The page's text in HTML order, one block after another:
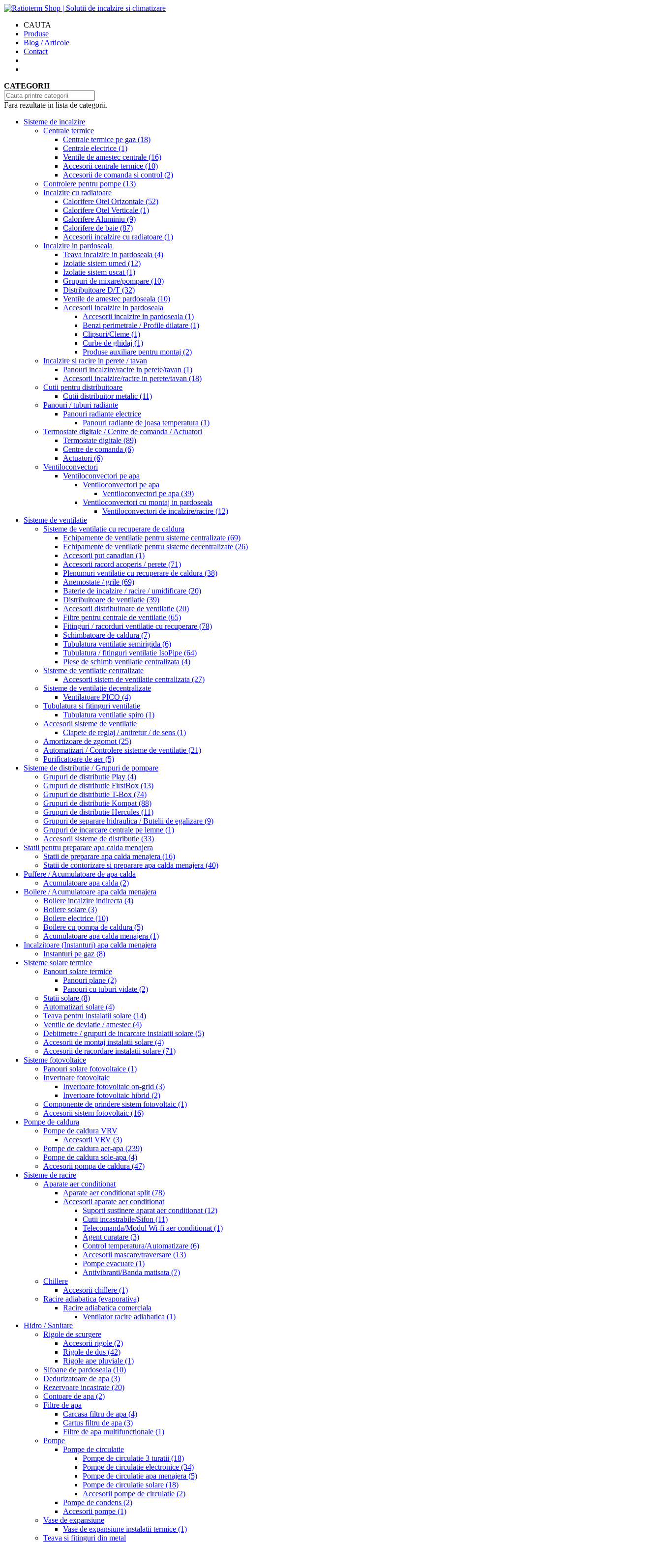
CAUTA
Produse
Blog / Articole
Contact
CATEGORII
Fara rezultate in lista de categorii.
Sisteme de incalzire
Centrale termice
Centrale termice pe gaz (18)
Centrale electrice (1)
Ventile de amestec centrale (16)
Accesorii centrale termice (10)
Accesorii de comanda si control (2)
Controlere pentru pompe (13)
Incalzire cu radiatoare
Calorifere Otel Orizontale (52)
Calorifere Otel Verticale (1)
Calorifere Aluminiu (9)
Calorifere de baie (87)
Accesorii incalzire cu radiatoare (1)
Incalzire in pardoseala
Teava incalzire in pardoseala (4)
Izolatie sistem umed (12)
Izolatie sistem uscat (1)
Grupuri de mixare/pompare (10)
Distribuitoare D/T (32)
Ventile de amestec pardoseala (10)
Accesorii incalzire in pardoseala
Accesorii incalzire in pardoseala (1)
Benzi perimetrale / Profile dilatare (1)
Clipsuri/Cleme (1)
Curbe de ghidaj (1)
Produse auxiliare pentru montaj (2)
Incalzire si racire in perete / tavan
Panouri incalzire/racire in perete/tavan (1)
Accesorii incalzire/racire in perete/tavan (18)
Cutii pentru distribuitoare
Cutii distribuitor metalic (11)
Panouri / tuburi radiante
Panouri radiante electrice
Panouri radiante de joasa temperatura (1)
Termostate digitale / Centre de comanda / Actuatori
Termostate digitale (89)
Centre de comanda (6)
Actuatori (6)
Ventiloconvectori
Ventiloconvectori pe apa
Ventiloconvectori pe apa
Ventiloconvectori pe apa (39)
Ventiloconvectori cu montaj in pardoseala
Ventiloconvectori de incalzire/racire (12)
Sisteme de ventilatie
Sisteme de ventilatie cu recuperare de caldura
Echipamente de ventilatie pentru sisteme centralizate (69)
Echipamente de ventilatie pentru sisteme decentralizate (26)
Accesorii put canadian (1)
Accesorii racord acoperis / perete (71)
Plenumuri ventilatie cu recuperare de caldura (38)
Anemostate / grile (69)
Baterie de incalzire / racire / umidificare (20)
Distribuitoare de ventilatie (39)
Accesorii distribuitoare de ventilatie (20)
Filtre pentru centrale de ventilatie (65)
Fitinguri / racorduri ventilatie cu recuperare (78)
Schimbatoare de caldura (7)
Tubulatura ventilatie semirigida (6)
Tubulatura / fitinguri ventilatie IsoPipe (64)
Piese de schimb ventilatie centralizata (4)
Sisteme de ventilatie centralizate
Accesorii sistem de ventilatie centralizata (27)
Sisteme de ventilatie decentralizate
Ventilatoare PICO (4)
Tubulatura si fitinguri ventilatie
Tubulatura ventilatie spiro (1)
Accesorii sisteme de ventilatie
Clapete de reglaj / antiretur / de sens (1)
Amortizoare de zgomot (25)
Automatizari / Controlere sisteme de ventilatie (21)
Purificatoare de aer(5)
Sisteme de distributie / Grupuri de pompare
Grupuri de distributie Play (4)
Grupuri de distributie FirstBox (13)
Grupuri de distributie T-Box (74)
Grupuri de distributie Kompat (88)
Grupuri de distributie Hercules (11)
Grupuri de separare hidraulica / Butelii de egalizare (9)
Grupuri de incarcare centrale pe lemne (1)
Accesorii sisteme de distributie (33)
Statii pentru preparare apa calda menajera
Statii de preparare apa calda menajera (16)
Statii de contorizare si preparare apa calda menajera (40)
Puffere / Acumulatoare de apa calda
Acumulatoare apa calda (2)
Boilere / Acumulatoare apa calda menajera
Boilere incalzire indirecta (4)
Boilere solare (3)
Boilere electrice (10)
Boilere cu pompa de caldura (5)
Acumulatoare apa calda menajera (1)
Incalzitoare (Instanturi) apa calda menajera
Instanturi pe gaz (8)
Sisteme solare termice
Panouri solare termice
Panouri plane (2)
Panouri cu tuburi vidate (2)
Statii solare (8)
Automatizari solare (4)
Teava pentru instalatii solare (14)
Ventile de deviatie / amestec (4)
Debitmetre / grupuri de incarcare instalatii solare (5)
Accesorii de montaj instalatii solare (4)
Accesorii de racordare instalatii solare (71)
Sisteme fotovoltaice
Panouri solare fotovoltaice (1)
Invertoare fotovoltaic
Invertoare fotovoltaic on-grid (3)
Invertoare fotovoltaic hibrid (2)
Componente de prindere sistem fotovoltaic (1)
Accesorii sistem fotovoltaic (16)
Pompe de caldura
Pompe de caldura VRV
Accesorii VRV (3)
Pompe de caldura aer-apa (239)
Pompe de caldura sole-apa (4)
Accesorii pompa de caldura (47)
Sisteme de racire
Aparate aer conditionat
Aparate aer conditionat split (78)
Accesorii aparate aer conditionat
Suporti sustinere aparat aer conditionat (12)
Cutii incastrabile/Sifon (11)
Telecomanda/Modul Wi-fi aer conditionat (1)
Agent curatare (3)
Control temperatura/Automatizare (6)
Accesorii mascare/traversare (13)
Pompe evacuare (1)
Antivibranti/Banda matisata (7)
Chillere
Accesorii chillere (1)
Racire adiabatica (evaporativa)
Racire adiabatica comerciala
Ventilator racire adiabatica (1)
Hidro / Sanitare
Rigole de scurgere
Accesorii rigole (2)
Rigole de dus (42)
Rigole ape pluviale (1)
Sifoane de pardoseala (10)
Dedurizatoare de apa (3)
Rezervoare incastrate (20)
Contoare de apa (2)
Filtre de apa
Carcasa filtru de apa (4)
Cartus filtru de apa (3)
Filtre de apa multifunctionale (1)
Pompe
Pompe de circulatie
Pompe de circulatie 3 turatii (18)
Pompe de circulatie electronice (34)
Pompe de circulatie apa menajera (5)
Pompe de circulatie solare (18)
Accesorii pompe de circulatie (2)
Pompe de condens (2)
Accesorii pompe (1)
Vase de expansiune
Vase de expansiune instalatii termice (1)
Teava si fitinguri din metal